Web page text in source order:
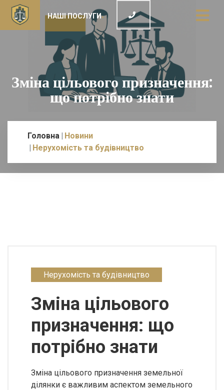
НАШІ ПОСЛУГИ
Зміна цільового призначення:
що потрібно знати
Головна Новини
Нерухомість та будівництво
Нерухомість та будівництво
Зміна цільового
призначення: що
потрібно знати
Зміна цільового призначення земельної
ділянки є важливим аспектом земельного